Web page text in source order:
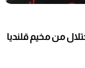
من مخيم قلنديا